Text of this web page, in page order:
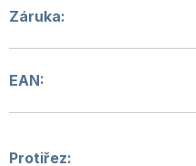
Záruka:
EAN:
Protiřez: